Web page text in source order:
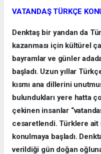
VATANDAŞ TÜRKÇE
Denktaş bir yandan da
kazanması için kültürel
bayramlar ve günler
başladı. Uzun yıllar
kısmı ana dillerini
bulundukları yere hatta
çekinen insanlar
cesaretlendi. Türklere
konulmaya başladı.
verildiği gün doğan